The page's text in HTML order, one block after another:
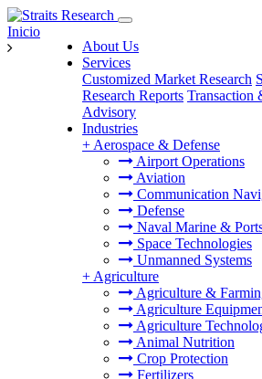
About Us
Services
Customized Market Research
Research Reports Transaction
Advisory
Industries
+ Aerospace & Defense
Airport Operations
Aviation
Communication
Defense
Naval Marine &
Space Technologies
Unmanned Systems
+ Agriculture
Agriculture &
Agriculture
Agriculture
Animal Nutrition
Crop Protection
Fertilizers
Inicio